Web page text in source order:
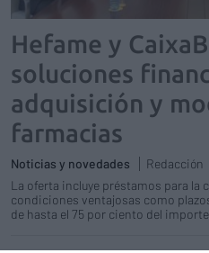
Hefame y
soluciones
adquisición y
farmacias
Noticias y novedades Redacción
La oferta incluye préstamos para la
condiciones ventajosas como
de hasta el 75 por ciento del